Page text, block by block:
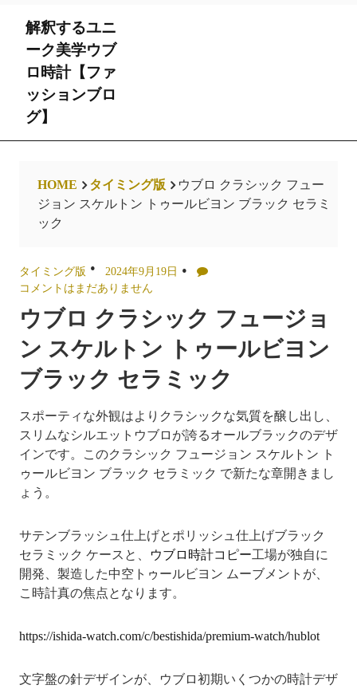
content
解釈するユニ
ーク美学ウブ
ロ時計【ファ
ッションブロ
グ】
HOME タイミング版
ウブロ クラシック フュー
ジョン スケルトン トゥールビヨン ブラック セラミ
ック
タイミング版
2024年9月19日
コメントはまだありません
ウブロ クラシック フュージョ
ン スケルトン トゥールビヨン
ブラック セラミック
スポーティな外観はよりクラシックな気質を醸し出し、
スリムなシルエットウブロが誇るオールブラックのデザ
インです。このクラシック フュージョン スケルトン ト
ゥールビヨン ブラック セラミック で新たな章開きまし
ょう。
サテンブラッシュ仕上げとポリッシュ仕上げブラック
セラミック ケースと、
ウブロ時計コピー工場が独自に
開発、製造した中空トゥールビヨン ムーブメントが、
こ時計真の焦点となります。
https://ishida-watch.com/c/bestishida/premium-watch/hublot
文字盤の針デザインが、ウブロ初期いくつかの時計デザ